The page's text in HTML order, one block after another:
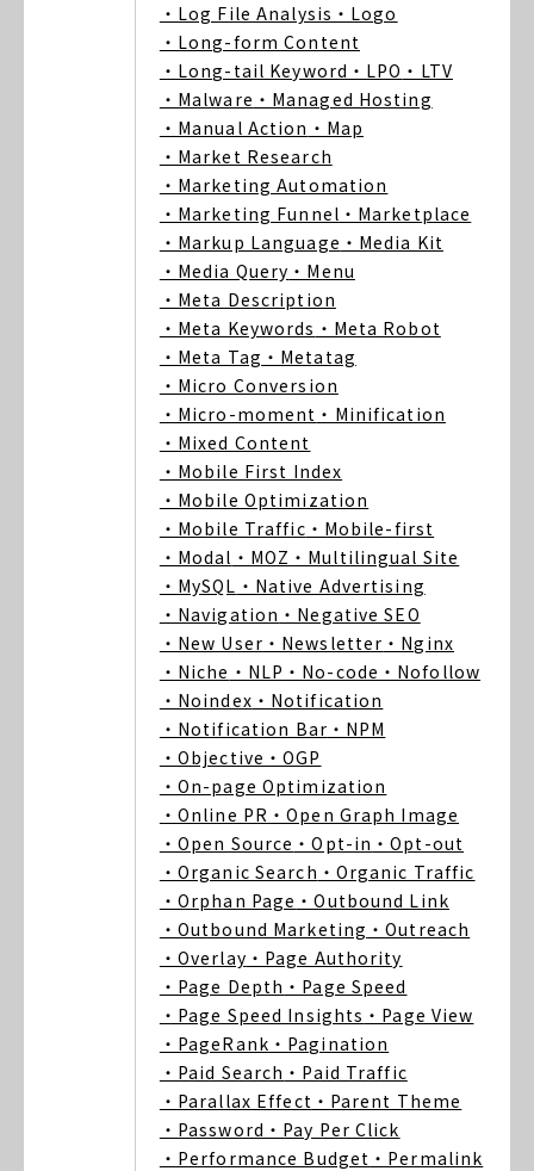
・Log File Analysis ・Logo
・Long-form Content
・Long-tail Keyword ・LPO ・LTV
・Malware ・Managed Hosting
・Manual Action ・Map
・Market Research
・Marketing Automation
・Marketing Funnel ・Marketplace
・Markup Language ・Media Kit
・Media Query ・Menu
・Meta Description
・Meta Keywords ・Meta Robot
・Meta Tag ・Metatag
・Micro Conversion
・Micro-moment ・Minification
・Mixed Content
・Mobile First Index
・Mobile Optimization
・Mobile Traffic ・Mobile-first
・Modal ・MOZ ・Multilingual Site
・MySQL ・Native Advertising
・Navigation ・Negative SEO
・New User ・Newsletter ・Nginx
・Niche ・NLP ・No-code ・Nofollow
・Noindex ・Notification
・Notification Bar ・NPM
・Objective ・OGP
・On-page Optimization
・Online PR ・Open Graph Image
・Open Source ・Opt-in ・Opt-out
・Organic Search ・Organic Traffic
・Orphan Page ・Outbound Link
・Outbound Marketing ・Outreach
・Overlay ・Page Authority
・Page Depth ・Page Speed
・Page Speed Insights ・Page View
・PageRank ・Pagination
・Paid Search ・Paid Traffic
・Parallax Effect ・Parent Theme
・Password ・Pay Per Click
・Performance Budget ・Permalink